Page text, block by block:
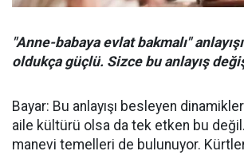
"Anne-babaya evlat bakmalı"
oldukça güçlü. Sizce bu anlayış
Bayar: Bu anlayışı besleyen
aile kültürü olsa da tek etken bu
manevi temelleri de bulunuyor.